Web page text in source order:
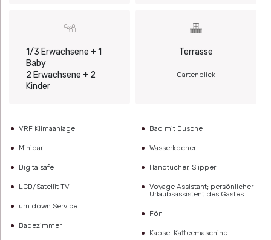
1/3 Erwachsene + 1
Baby
2 Erwachsene + 2
Kinder
Terrasse
Gartenblick
VRF Klimaanlage
Minibar
Digitalsafe
LCD/Satellit TV
urn down Service
Badezimmer
Bad mit Dusche
Wasserkocher
Handtücher, Slipper
Voyage Assistant; persönlicher
Urlaubsassistent des Gastes
Fön
Kapsel Kaffeemaschine